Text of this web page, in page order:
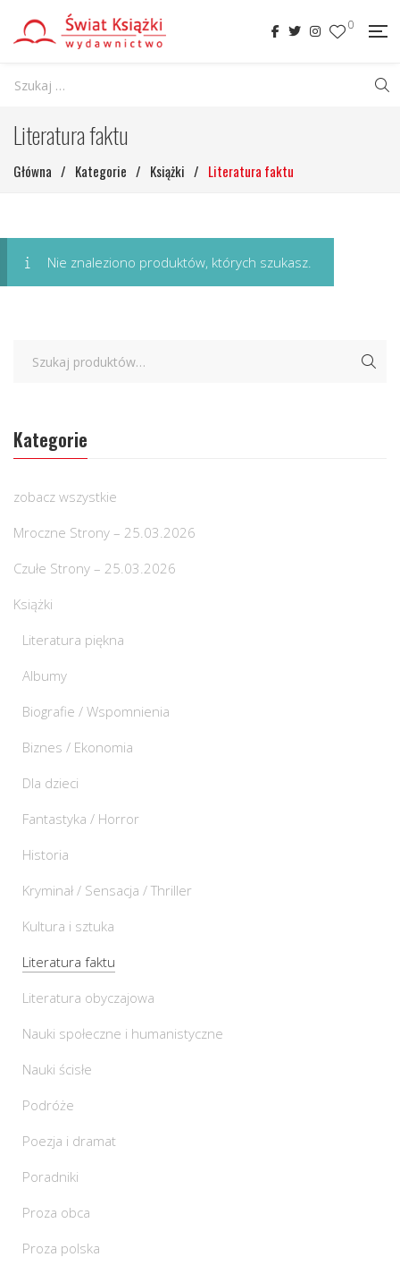
0
Literatura faktu
Główna / Kategorie / Książki / Literatura faktu
Nie znaleziono produktów, których szukasz.
Kategorie
zobacz wszystkie
Mroczne Strony – 25.03.2026
Czułe Strony – 25.03.2026
Książki
Literatura piękna
Albumy
Biografie / Wspomnienia
Biznes / Ekonomia
Dla dzieci
Fantastyka / Horror
Historia
Kryminał / Sensacja / Thriller
Kultura i sztuka
Literatura faktu
Literatura obyczajowa
Nauki społeczne i humanistyczne
Nauki ścisłe
Podróże
Poezja i dramat
Poradniki
Proza obca
Proza polska